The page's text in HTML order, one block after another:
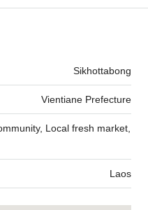
Sikhottabong
Vientiane Prefecture
Local fresh market,
Laos